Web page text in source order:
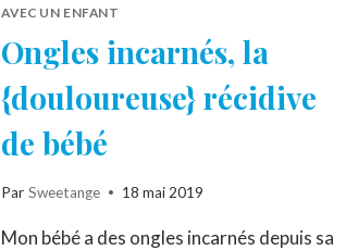
AVEC UN ENFANT
Ongles incarnés, la
{douloureuse} récidive
de bébé
Par Sweetange 18 mai 2019
Mon bébé a des ongles incarnés depuis sa